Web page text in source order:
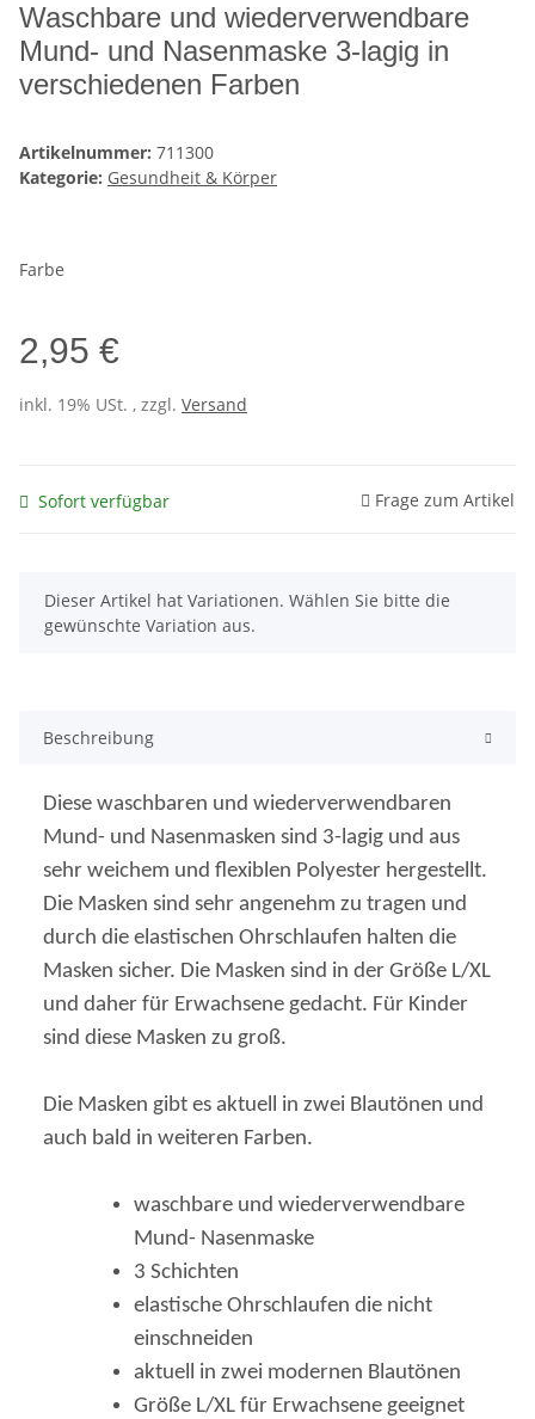
Waschbare und wiederverwendbare
Mund- und Nasenmaske 3-lagig in
verschiedenen Farben
Artikelnummer: 711300
Kategorie: Gesundheit & Körper
Farbe
2,95 €
inkl. 19% USt. , zzgl. Versand
Sofort verfügbar Frage zum Artikel
x
Dieser Artikel hat Variationen. Wählen Sie bitte die
gewünschte Variation aus.
Beschreibung
Diese waschbaren und wiederverwendbaren
Mund- und Nasenmasken sind 3-lagig und aus
sehr weichem und flexiblen Polyester hergestellt.
Die Masken sind sehr angenehm zu tragen und
durch die elastischen Ohrschlaufen halten die
Masken sicher. Die Masken sind in der Größe L/XL
und daher für Erwachsene gedacht. Für Kinder
sind diese Masken zu groß.
Die Masken gibt es aktuell in zwei Blautönen und
auch bald in weiteren Farben.
waschbare und wiederverwendbare
Mund- Nasenmaske
3 Schichten
elastische Ohrschlaufen die nicht
einschneiden
aktuell in zwei modernen Blautönen
Größe L/XL für Erwachsene geeignet